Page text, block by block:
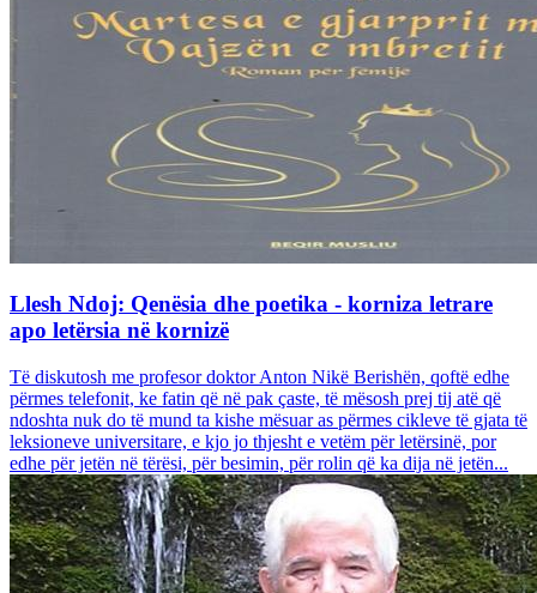
Llesh Ndoj: Qenësia dhe poetika - korniza letrare
apo letërsia në kornizë
Të diskutosh me profesor doktor Anton Nikë Berishën, qoftë edhe
përmes telefonit, ke fatin që në pak çaste, të mësosh prej tij atë që
ndoshta nuk do të mund ta kishe mësuar as përmes cikleve të gjata të
leksioneve universitare, e kjo jo thjesht e vetëm për letërsinë, por
edhe për jetën në tërësi, për besimin, për rolin që ka dija në jetën...